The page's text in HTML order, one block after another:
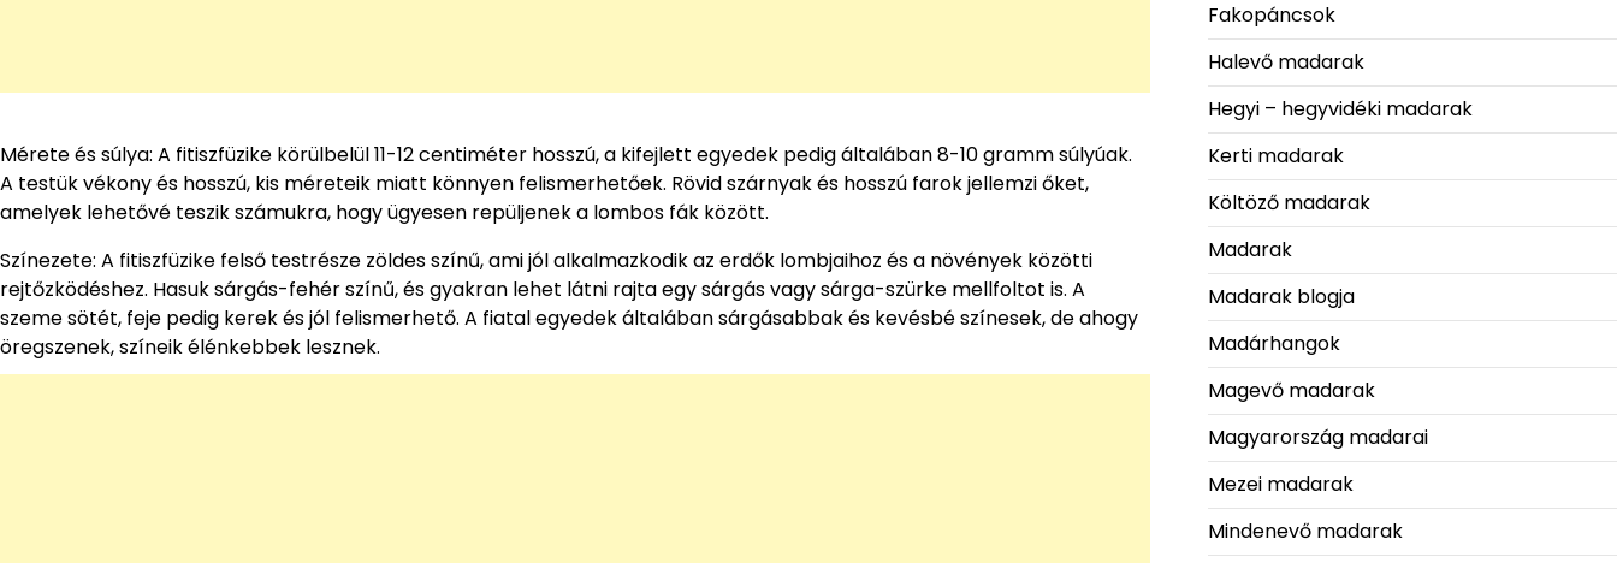
Mérete és súlya: A fitiszfüzike körülbelül 11-12 centiméter hosszú, a kifejlett egyedek pedig általában 8-10 gramm súlyúak.
A testük vékony és hosszú, kis méreteik miatt könnyen felismerhetőek. Rövid szárnyak és hosszú farok jellemzi őket,
amelyek lehetővé teszik számukra, hogy ügyesen repüljenek a lombos fák között.
Színezete: A fitiszfüzike felső testrésze zöldes színű, ami jól alkalmazkodik az erdők lombjaihoz és a növények közötti
rejtőzködéshez. Hasuk sárgás-fehér színű, és gyakran lehet látni rajta egy sárgás vagy sárga-szürke mellfoltot is. A
szeme sötét, feje pedig kerek és jól felismerhető. A fiatal egyedek általában sárgásabbak és kevésbé színesek, de ahogy
öregszenek, színeik élénkebbek lesznek.
Fakopáncsok
Halevő madarak
Hegyi – hegyvidéki madarak
Kerti madarak
Költöző madarak
Madarak
Madarak blogja
Madárhangok
Magevő madarak
Magyarország madarai
Mezei madarak
Mindenevő madarak